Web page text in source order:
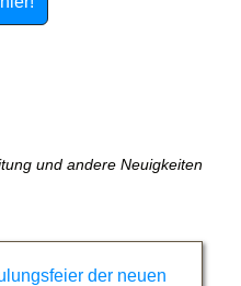
und andere Neuigkeiten
der neuen